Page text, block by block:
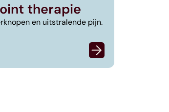
therapie
en uitstralende pijn.